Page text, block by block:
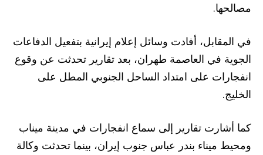
مصالحها.
في المقابل، أفادت وسائل إعلام إيرانية بتفعيل الدفاعات
الجوية في العاصمة طهران، بعد تقارير تحدثت عن وقوع
انفجارات على امتداد الساحل الجنوبي المطل على
الخليج.
كما أشارت تقارير إلى سماع انفجارات في مدينة ميناب
ومحيط ميناء بندر عباس جنوب إيران، بينما تحدثت وكالة